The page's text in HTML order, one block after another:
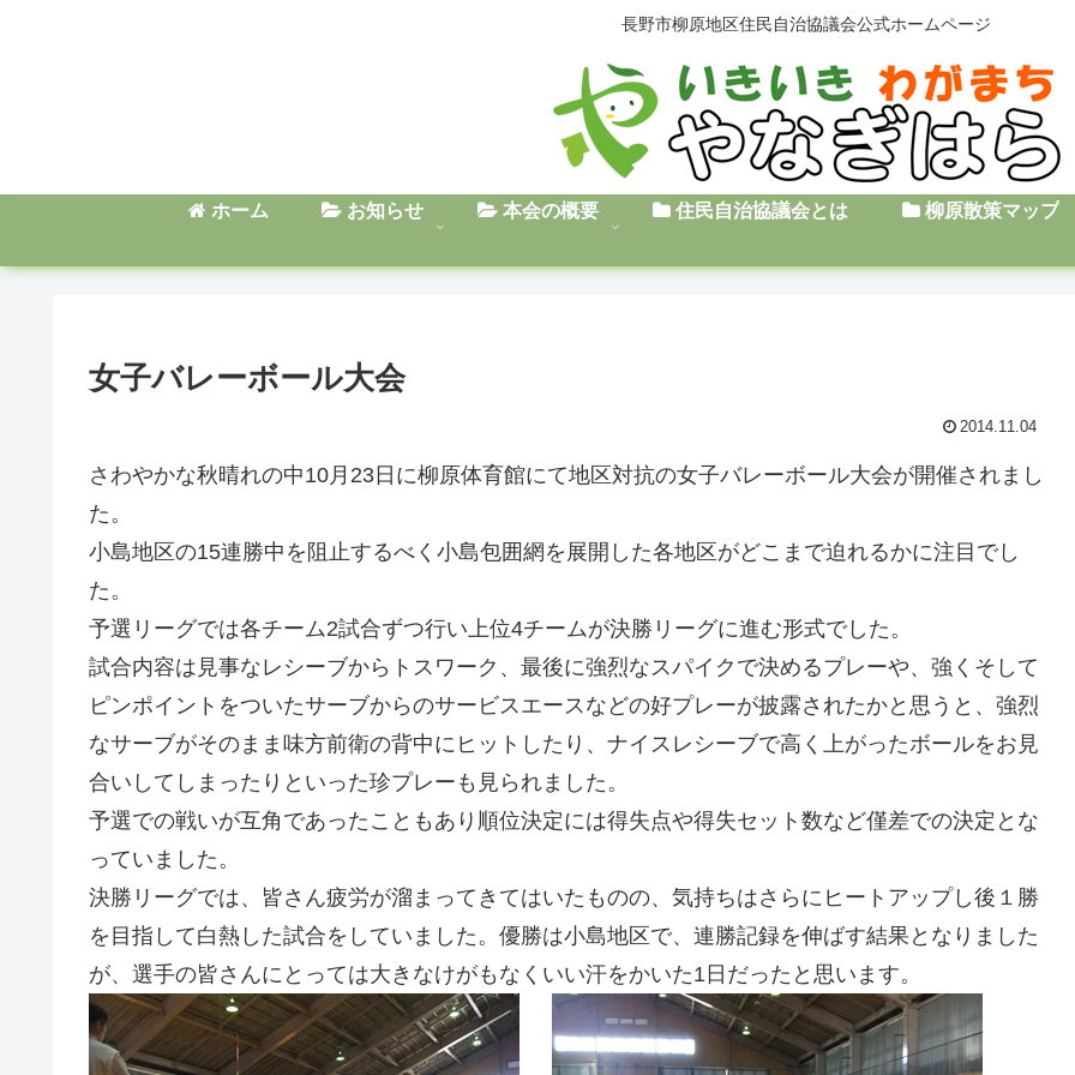
長野市柳原地区住民自治協議会公式ホームページ
ホーム お知らせ 本会の概要 住民自治協議会とは 柳原散策マップ
女子バレーボール大会
2014.11.04
さわやかな秋晴れの中10月23日に柳原体育館にて地区対抗の女子バレーボール大会が開催されまし
た。
小島地区の15連勝中を阻止するべく小島包囲網を展開した各地区がどこまで迫れるかに注目でし
た。
予選リーグでは各チーム2試合ずつ行い上位4チームが決勝リーグに進む形式でした。
試合内容は見事なレシーブからトスワーク、最後に強烈なスパイクで決めるプレーや、強くそして
ピンポイントをついたサーブからのサービスエースなどの好プレーが披露されたかと思うと、強烈
なサーブがそのまま味方前衛の背中にヒットしたり、ナイスレシーブで高く上がったボールをお見
合いしてしまったりといった珍プレーも見られました。
予選での戦いが互角であったこともあり順位決定には得失点や得失セット数など僅差での決定とな
っていました。
決勝リーグでは、皆さん疲労が溜まってきてはいたものの、気持ちはさらにヒートアップし後１勝
を目指して白熱した試合をしていました。優勝は小島地区で、連勝記録を伸ばす結果となりました
が、選手の皆さんにとっては大きなけがもなくいい汗をかいた1日だったと思います。